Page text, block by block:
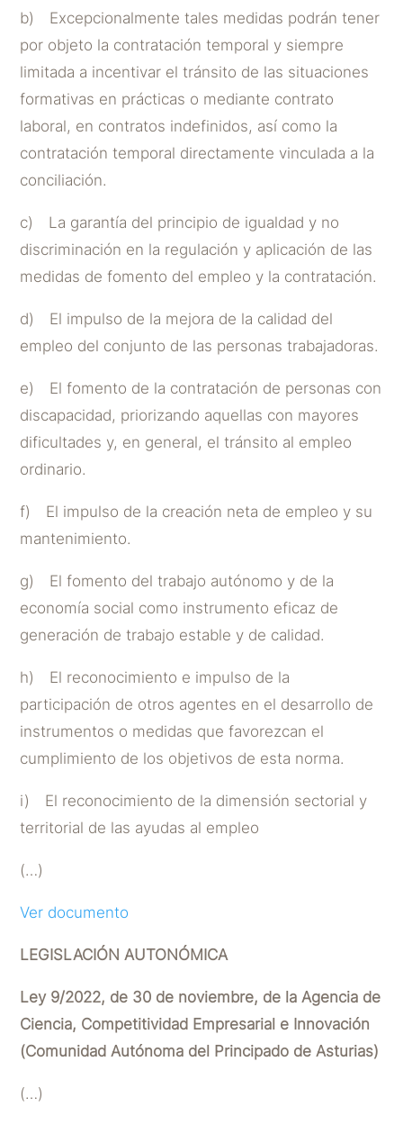
b) Excepcionalmente tales medidas podrán tener
por objeto la contratación temporal y siempre
limitada a incentivar el tránsito de las situaciones
formativas en prácticas o mediante contrato
laboral, en contratos indefinidos, así como la
contratación temporal directamente vinculada a la
conciliación.
c) La garantía del principio de igualdad y no
discriminación en la regulación y aplicación de las
medidas de fomento del empleo y la contratación.
d) El impulso de la mejora de la calidad del
empleo del conjunto de las personas trabajadoras.
e) El fomento de la contratación de personas con
discapacidad, priorizando aquellas con mayores
dificultades y, en general, el tránsito al empleo
ordinario.
f) El impulso de la creación neta de empleo y su
mantenimiento.
g) El fomento del trabajo autónomo y de la
economía social como instrumento eficaz de
generación de trabajo estable y de calidad.
h) El reconocimiento e impulso de la
participación de otros agentes en el desarrollo de
instrumentos o medidas que favorezcan el
cumplimiento de los objetivos de esta norma.
i) El reconocimiento de la dimensión sectorial y
territorial de las ayudas al empleo
(…)
Ver documento
LEGISLACIÓN AUTONÓMICA
Ley 9/2022, de 30 de noviembre, de la Agencia de
Ciencia, Competitividad Empresarial e Innovación
(Comunidad Autónoma del Principado de Asturias)
(…)